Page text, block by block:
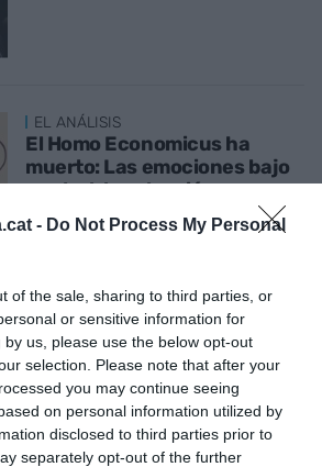
- Do Not Process My Personal
of the sale, sharing to third parties, or
or sensitive information for
us, please use the below opt-out
selection. Please note that after your
you may continue seeing
on personal information utilized by
disclosed to third parties prior to
separately opt-out of the further
EL ANÁLISIS
El Homo Economicus ha
muerto: Las emociones bajo
control, la salvación
3 de enero de 2025
EL ANÁLISIS
Ahora es el momento de ser
más responsables y libres:
queremos la Ley catalana de
Mecenazgo
23 de noviembre de 2024